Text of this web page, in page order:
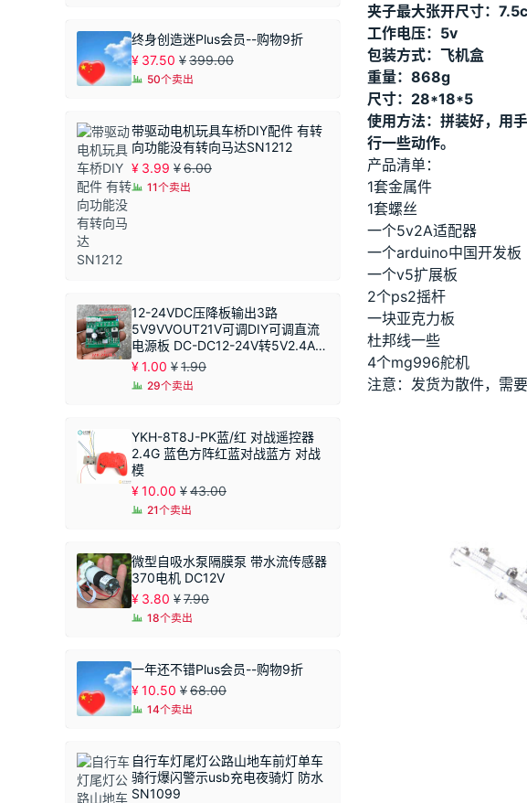
夹子最大张开尺寸：
工作电压：5v
包装方式：飞机盒
重量：868g
尺寸：28*18*5
使用方法：拼装好，用
行一些动作。
产品清单：
1套金属件
1套螺丝
一个5v2A适配器
一个arduino中国开发板
一个v5扩展板
2个ps2摇杆
一块亚克力板
杜邦线一些
4个mg996舵机
注意：发货为散件，需
终身创造迷Plus会员--购物9折
¥ 37.50 ¥399.00
50个卖出
带驱动电机玩具车桥DIY配件 有转
向功能没有转向马达SN1212
¥ 3.99 ¥6.00
11个卖出
12-24VDC压降板输出3路
5V9VVOUT21V可调DIY可调直流
电源板 DC-DC12-24V转5V2.4A恒
压模块 同步整流
¥1.00 ¥1.90
29个卖出
YKH-8T8J-PK蓝/红 对战遥控器
2.4G 蓝色方阵红蓝对战蓝方 对战
模
¥10.00 ¥43.00
21个卖出
微型自吸水泵隔膜泵 带水流传感器
370电机 DC12V
¥ 3.80 ¥7.90
18个卖出
一年还不错Plus会员--购物9折
¥10.50 ¥68.00
14个卖出
自行车灯尾灯公路山地车前灯单车
骑行爆闪警示usb充电夜骑灯 防水
SN1099